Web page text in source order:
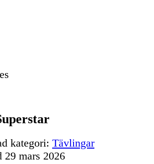
kategori: Tävlingar
29 mars 2026